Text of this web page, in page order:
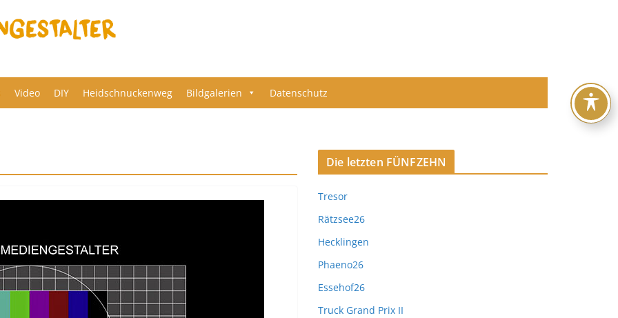
Video DIY Heidschnuckenweg Bildgalerien Datenschutz
Die letzten FÜNFZEHN
Tresor
Rätzsee26
Hecklingen
Phaeno26
Essehof26
Truck Grand Prix II